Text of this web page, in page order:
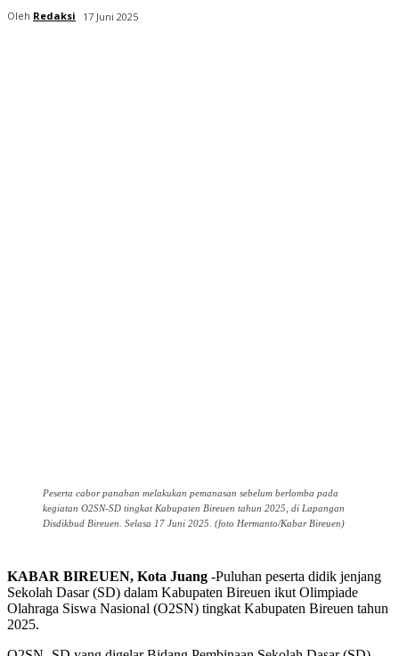
Oleh Redaksi 17 Juni 2025
Peserta cabor panahan melakukan pemanasan sebelum berlomba pada
kegiatan O2SN-SD tingkat Kabupaten Bireuen tahun 2025, di Lapangan
Disdikbud Bireuen. Selasa 17 Juni 2025. (foto Hermanto/Kabar Bireuen)
KABAR BIREUEN, Kota Juang -Puluhan peserta didik jenjang
Sekolah Dasar (SD) dalam Kabupaten Bireuen ikut Olimpiade
Olahraga Siswa Nasional (O2SN) tingkat Kabupaten Bireuen tahun
2025.